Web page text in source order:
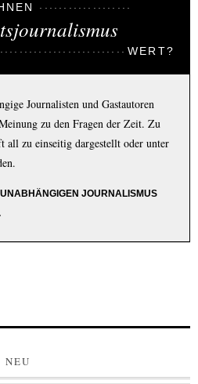
WERT?
Journalisten und Gastautoren
zu den Fragen der Zeit. Zu
all zu einseitig dargestellt oder unter
JOURNALISMUS
NEU